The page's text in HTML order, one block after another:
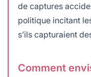
de captures
politique incitant
s’ils capturaient
Comment